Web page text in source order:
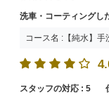
洗車・コーティングし
コース名 :【純水】手
スタッフの対応 : 5